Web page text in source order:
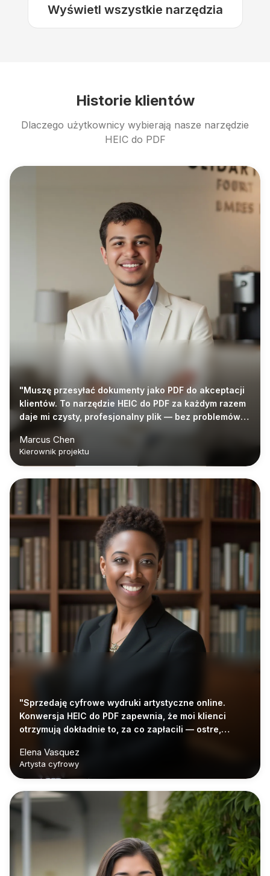
Wyświetl wszystkie narzędzia
Historie klientów
Dlaczego użytkownicy wybierają nasze narzędzie
HEIC do PDF
"Muszę przesyłać dokumenty jako PDF do akceptacji
klientów. To narzędzie HEIC do PDF za każdym razem
daje mi czysty, profesjonalny plik — bez problemów z
Marcus Chen
Kierownik projektu
"Sprzedaję cyfrowe wydruki artystyczne online.
Konwersja HEIC do PDF zapewnia, że moi klienci
otrzymują dokładnie to, za co zapłacili — ostre,
Elena Vasquez
Artysta cyfrowy